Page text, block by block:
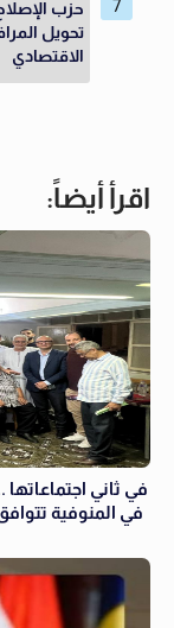
حزب
تحويل
الاقتصادي
اقرأ أيضاً:
في ثاني
في المنوفية